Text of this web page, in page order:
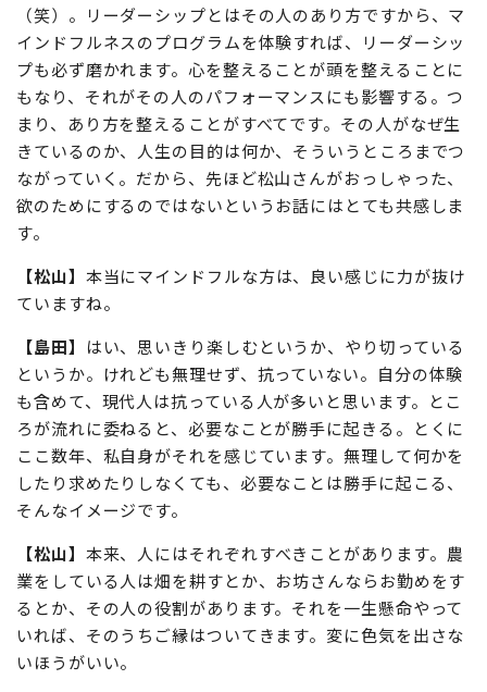
（笑）。リーダーシップとはその人のあり方ですから、マ
インドフルネスのプログラムを体験すれば、リーダーシッ
プも必ず磨かれます。心を整えることが頭を整えることに
もなり、それがその人のパフォーマンスにも影響する。つ
まり、あり方を整えることがすべてです。その人がなぜ生
きているのか、人生の目的は何か、そういうところまでつ
ながっていく。だから、先ほど松山さんがおっしゃった、
欲のためにするのではないというお話にはとても共感しま
す。
【松山】 本当にマインドフルな方は、良い感じに力が抜け
ていますね。
【島田】
はい、思いきり楽しむというか、やり切っている
というか。けれども無理せず、抗っていない。自分の体験
も含めて、現代人は抗っている人が多いと思います。とこ
ろが流れに委ねると、必要なことが勝手に起きる。とくに
ここ数年、私自身がそれを感じています。無理して何かを
したり求めたりしなくても、必要なことは勝手に起こる、
そんなイメージです。
【松山】 本来、人にはそれぞれすべきことがあります。農
業をしている人は畑を耕すとか、お坊さんならお勤めをす
るとか、その人の役割があります。それを一生懸命やって
いれば、そのうちご縁はついてきます。変に色気を出さな
いほうがいい。